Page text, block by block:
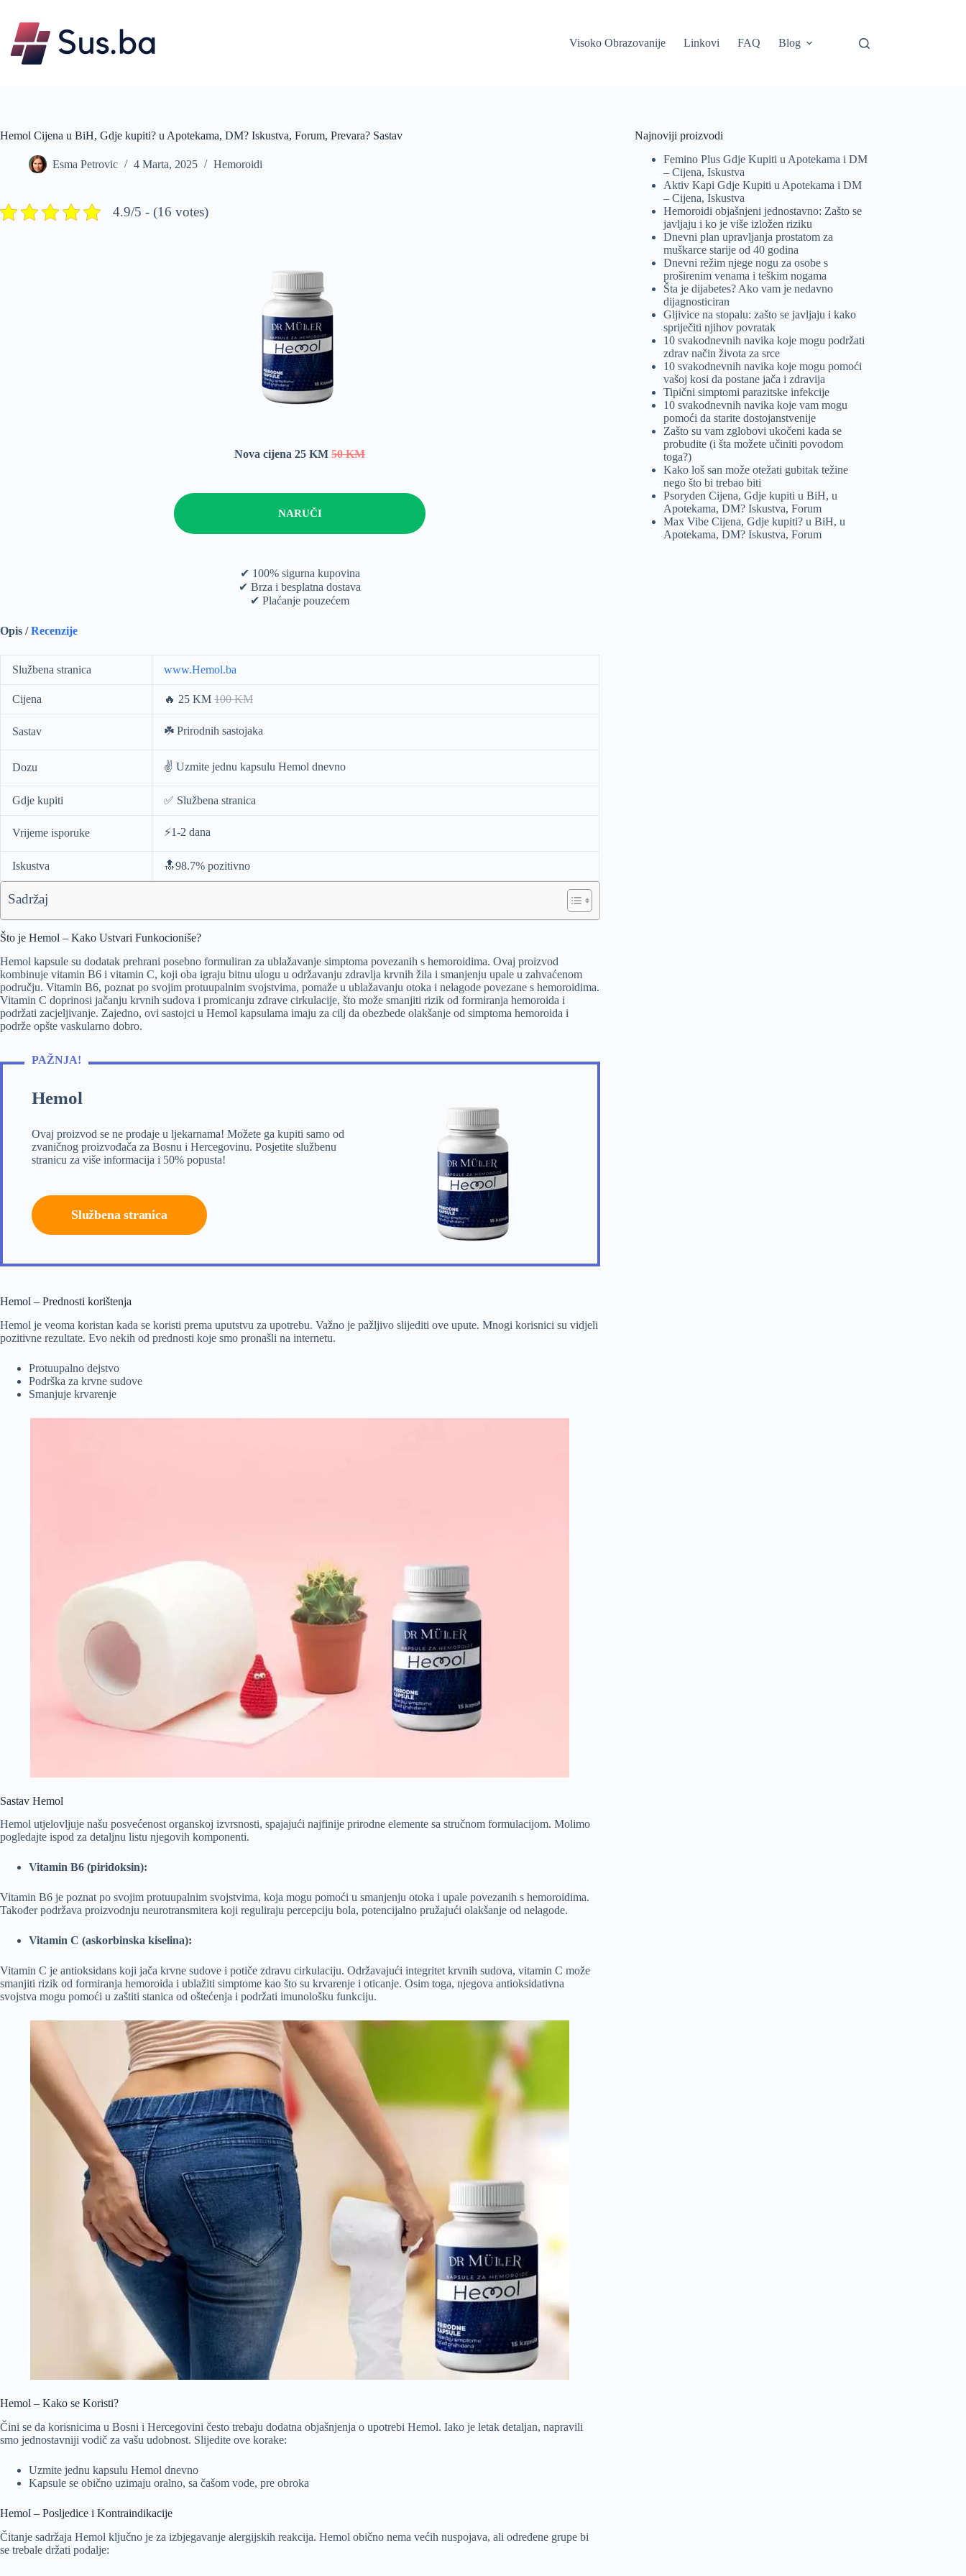
content
Visoko Obrazovanije
Linkovi FAQ Blog
Hemol Cijena u BiH, Gdje kupiti? u Apotekama, DM? Iskustva, Forum, Prevara? Sastav
Esma Petrovic 4 Marta, 2025 Hemoroidi
4.9/5 - (16 votes)
Nova cijena 25 KM50 KM
NARUČI
✔ 100% sigurna kupovina
✔ Brza i besplatna dostava
✔ Plaćanje pouzećem
Opis /Recenzije
Službena stranica www.Hemol.ba
Cijena 🔥 25 KM 100 KM
Sastav ☘️ Prirodnih sastojaka
Dozu ✌️ Uzmite jednu kapsulu Hemol dnevno
Gdje kupiti ✅ Službena stranica
Vrijeme isporuke ⚡️1-2 dana
Iskustva 🔝98.7% pozitivno
Sadržaj
Što je Hemol – Kako Ustvari Funkocioniše?
Hemol kapsule su dodatak prehrani posebno formuliran za ublažavanje simptoma povezanih s hemoroidima. Ovaj proizvod
kombinuje vitamin B6 i vitamin C, koji oba igraju bitnu ulogu u održavanju zdravlja krvnih žila i smanjenju upale u zahvaćenom
području. Vitamin B6, poznat po svojim protuupalnim svojstvima, pomaže u ublažavanju otoka i nelagode povezane s hemoroidima.
Vitamin C doprinosi jačanju krvnih sudova i promicanju zdrave cirkulacije, što može smanjiti rizik od formiranja hemoroida i
podržati zacjeljivanje. Zajedno, ovi sastojci u Hemol kapsulama imaju za cilj da obezbede olakšanje od simptoma hemoroida i
podrže opšte vaskularno dobro.
PAŽNJA!
Hemol
Ovaj proizvod se ne prodaje u ljekarnama! Možete ga kupiti samo od
zvaničnog proizvođača za Bosnu i Hercegovinu. Posjetite službenu
stranicu za više informacija i 50% popusta!
Službena stranica
Hemol – Prednosti korištenja
Hemol je veoma koristan kada se koristi prema uputstvu za upotrebu. Važno je pažljivo slijediti ove upute. Mnogi korisnici su vidjeli
pozitivne rezultate. Evo nekih od prednosti koje smo pronašli na internetu.
Protuupalno dejstvo
Podrška za krvne sudove
Smanjuje krvarenje
Sastav Hemol
Hemol utjelovljuje našu posvećenost organskoj izvrsnosti, spajajući najfinije prirodne elemente sa stručnom formulacijom. Molimo
pogledajte ispod za detaljnu listu njegovih komponenti.
Vitamin B6 (piridoksin):
Vitamin B6 je poznat po svojim protuupalnim svojstvima, koja mogu pomoći u smanjenju otoka i upale povezanih s hemoroidima.
Također podržava proizvodnju neurotransmitera koji reguliraju percepciju bola, potencijalno pružajući olakšanje od nelagode.
Vitamin C (askorbinska kiselina):
Vitamin C je antioksidans koji jača krvne sudove i potiče zdravu cirkulaciju. Održavajući integritet krvnih sudova, vitamin C može
smanjiti rizik od formiranja hemoroida i ublažiti simptome kao što su krvarenje i oticanje. Osim toga, njegova antioksidativna
svojstva mogu pomoći u zaštiti stanica od oštećenja i podržati imunološku funkciju.
Hemol – Kako se Koristi?
Čini se da korisnicima u Bosni i Hercegovini često trebaju dodatna objašnjenja o upotrebi Hemol. Iako je letak detaljan, napravili
smo jednostavniji vodič za vašu udobnost. Slijedite ove korake:
Uzmite jednu kapsulu Hemol dnevno
Kapsule se obično uzimaju oralno, sa čašom vode, pre obroka
Hemol – Posljedice i Kontraindikacije
Čitanje sadržaja Hemol ključno je za izbjegavanje alergijskih reakcija. Hemol obično nema većih nuspojava, ali određene grupe bi
se trebale držati podalje:
Najnoviji proizvodi
Femino Plus Gdje Kupiti u Apotekama i DM
– Cijena, Iskustva
Aktiv Kapi Gdje Kupiti u Apotekama i DM
– Cijena, Iskustva
Hemoroidi objašnjeni jednostavno: Zašto se
javljaju i ko je više izložen riziku
Dnevni plan upravljanja prostatom za
muškarce starije od 40 godina
Dnevni režim njege nogu za osobe s
proširenim venama i teškim nogama
Šta je dijabetes? Ako vam je nedavno
dijagnosticiran
Gljivice na stopalu: zašto se javljaju i kako
spriječiti njihov povratak
10 svakodnevnih navika koje mogu podržati
zdrav način života za srce
10 svakodnevnih navika koje mogu pomoći
vašoj kosi da postane jača i zdravija
Tipični simptomi parazitske infekcije
10 svakodnevnih navika koje vam mogu
pomoći da starite dostojanstvenije
Zašto su vam zglobovi ukočeni kada se
probudite (i šta možete učiniti povodom
toga?)
Kako loš san može otežati gubitak težine
nego što bi trebao biti
Psoryden Cijena, Gdje kupiti u BiH, u
Apotekama, DM? Iskustva, Forum
Max Vibe Cijena, Gdje kupiti? u BiH, u
Apotekama, DM? Iskustva, Forum